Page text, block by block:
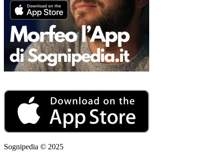
Sognipedia © 2025